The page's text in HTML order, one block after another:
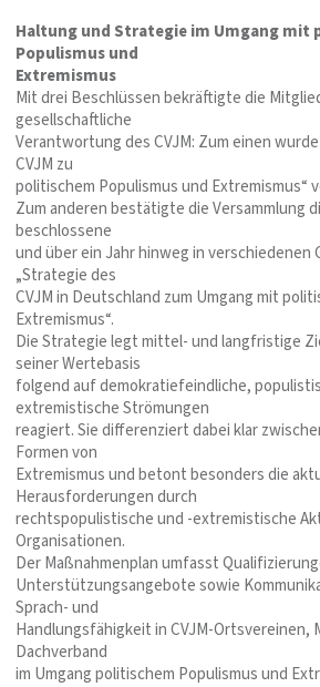
Haltung und Strategie im Umgang mit
Populismus und
Extremismus
Mit drei Beschlüssen bekräftigte die
gesellschaftliche
Verantwortung des CVJM: Zum einen
CVJM zu
politischem Populismus und Extremismus“
Zum anderen bestätigte die Versammlung
beschlossene
und über ein Jahr hinweg in verschiedenen
„Strategie des
CVJM in Deutschland zum Umgang mit
Extremismus“.
Die Strategie legt mittel- und langfristige
seiner Wertebasis
folgend auf demokratiefeindliche,
extremistische Strömungen
reagiert. Sie differenziert dabei klar
Formen von
Extremismus und betont besonders die
Herausforderungen durch
rechtspopulistische und -extremistische
Organisationen.
Der Maßnahmenplan umfasst
Unterstützungsangebote sowie
Sprach- und
Handlungsfähigkeit in CVJM-Ortsvereinen,
Dachverband
im Umgang politischem Populismus und